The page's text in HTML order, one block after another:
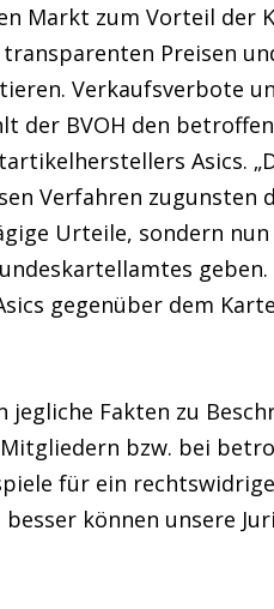
Markt zum Vorteil der
Preisen
Verkaufsverbote
der BVOH den
Asics.
Verfahren zugunsten
Urteile, sondern nun
gegenüber dem
jegliche Fakten zu
bzw. bei
für ein
können unsere